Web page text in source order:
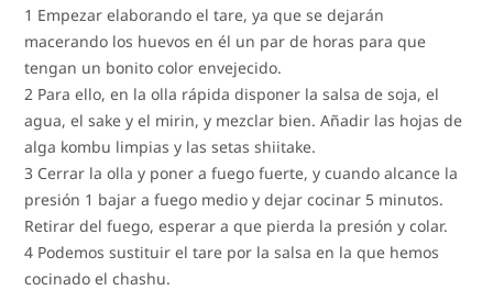
1 Empezar elaborando el tare, ya que se dejarán
macerando los huevos en él un par de horas para que
tengan un bonito color envejecido.
2 Para ello, en la olla rápida disponer la salsa de soja, el
agua, el sake y el mirin, y mezclar bien. Añadir las hojas de
alga kombu limpias y las setas shiitake.
3 Cerrar la olla y poner a fuego fuerte, y cuando alcance la
presión 1 bajar a fuego medio y dejar cocinar 5 minutos.
Retirar del fuego, esperar a que pierda la presión y colar.
4 Podemos sustituir el tare por la salsa en la que hemos
cocinado el chashu.